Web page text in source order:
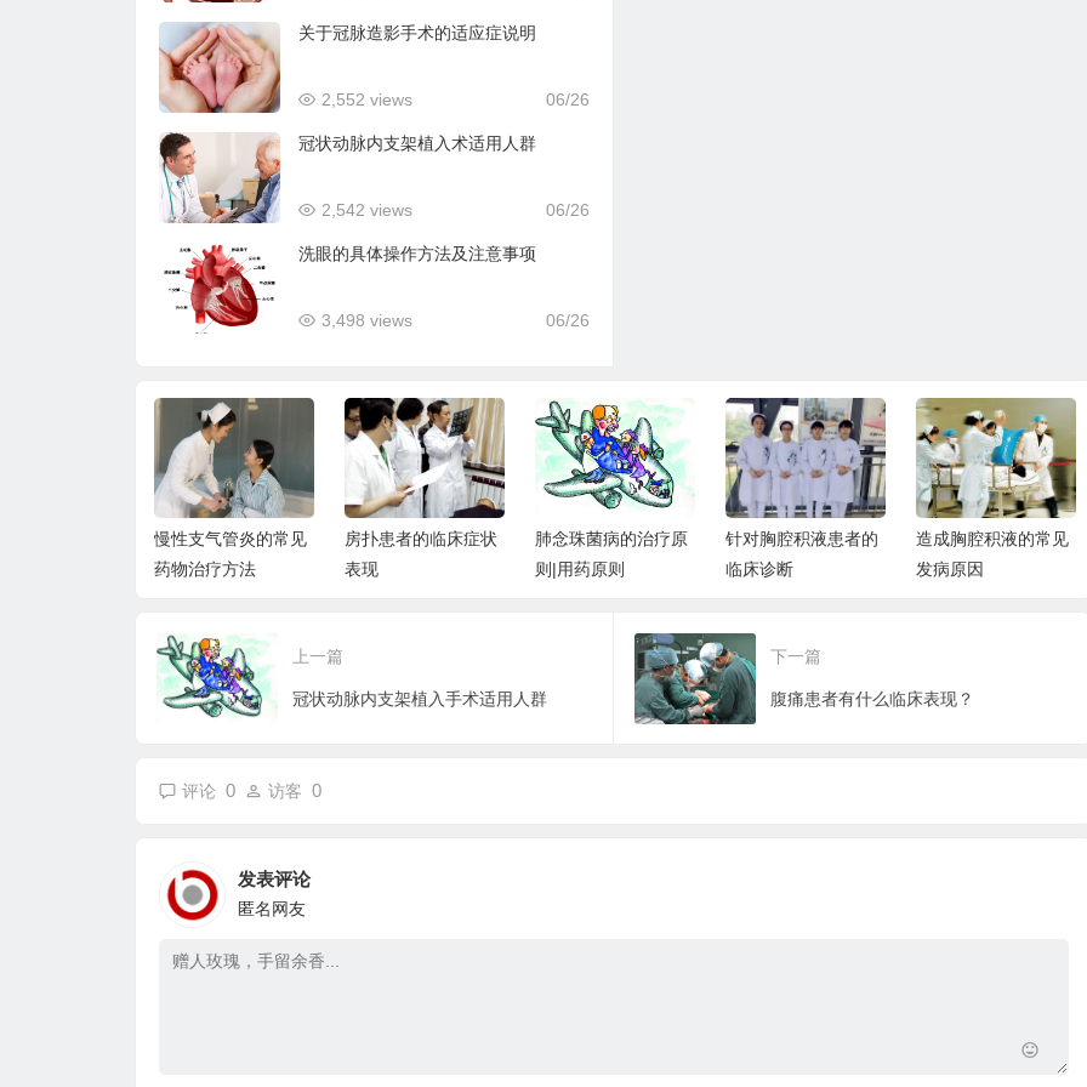
关于冠脉造影手术的适应症说明
06/26
2,552 views
冠状动脉内支架植入术适用人群
06/26
2,542 views
洗眼的具体操作方法及注意事项
06/26
3,498 views
房扑患者的临床症状
表现
肺念珠菌病的治疗原
则|用药原则
针对胸腔积液患者的
临床诊断
造成胸腔积液的常见
发病原因
关于胸腺瘤的临床表
现说明
上一篇
冠状动脉内支架植入手术适用人群
下一篇
腹痛患者有什么临床表现？
评论 0 访客 0
发表评论
匿名网友